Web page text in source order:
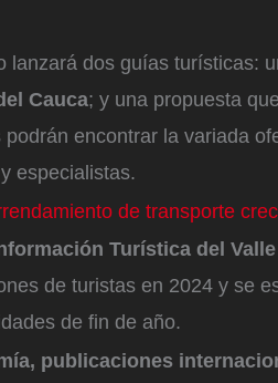
lanzará dos guías turísticas:
Cauca; y una propuesta
encontrar la variada
especialistas.
de transporte
Turística del Valle
de turistas en 2024 y se
de fin de año.
publicaciones